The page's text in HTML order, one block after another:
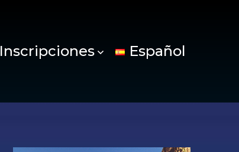
Inscripciones Español